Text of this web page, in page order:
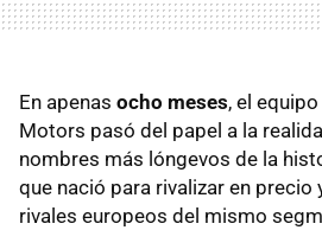
En apenas ocho meses, el
Motors pasó del papel a la
nombres más lóngevos de la
que nació para rivalizar en
rivales europeos del mismo